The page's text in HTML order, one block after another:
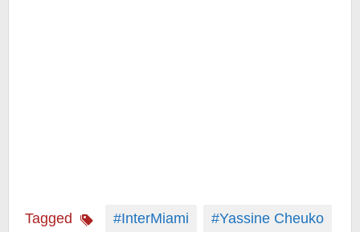
Tagged #InterMiami
#Yassine Cheuko